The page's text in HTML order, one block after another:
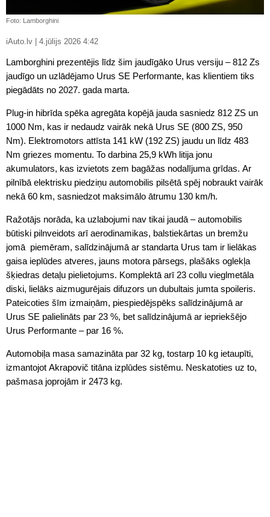
Foto: Lamborghini
iAuto.lv | 4.jūlijs 2026 4:42
Lamborghini prezentējis līdz šim jaudīgāko Urus versiju – 812 Zs
jaudīgo un uzlādējamo Urus SE Performante, kas klientiem tiks
piegādāts no 2027. gada marta.
Plug-in hibrīda spēka agregāta kopējā jauda sasniedz 812 ZS un
1000 Nm, kas ir nedaudz vairāk nekā Urus SE (800 ZS, 950
Nm). Elektromotors attīsta 141 kW (192 ZS) jaudu un līdz 483
Nm griezes momentu. To darbina 25,9 kWh litija jonu
akumulators, kas izvietots zem bagāžas nodalījuma grīdas. Ar
pilnībā elektrisku piedziņu automobilis pilsētā spēj nobraukt vairāk
nekā 60 km, sasniedzot maksimālo ātrumu 130 km/h.
Ražotājs norāda, ka uzlabojumi nav tikai jaudā – automobilis
būtiski pilnveidots arī aerodinamikas, balstiekārtas un bremžu
jomā piemēram, salīdzinājumā ar standarta Urus tam ir lielākas
gaisa ieplūdes atveres, jauns motora pārsegs, plašāks oglekļa
šķiedras detaļu pielietojums. Komplektā arī 23 collu vieglmetāla
diski, lielāks aizmugurējais difuzors un dubultais jumta spoileris.
Pateicoties šīm izmaiņām, piespiedējspēks salīdzinājumā ar
Urus SE palielināts par 23 %, bet salīdzinājumā ar iepriekšējo
Urus Performante – par 16 %.
Automobiļa masa samazināta par 32 kg, tostarp 10 kg ietaupīti,
izmantojot Akrapovič titāna izplūdes sistēmu. Neskatoties uz to,
pašmasa joprojām ir 2473 kg.